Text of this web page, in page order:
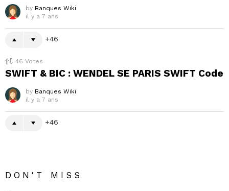
by Banques Wiki
il y a 7 ans
46
46 Votes
SWIFT & BIC : WENDEL SE PARIS SWIFT Code
by Banques Wiki
il y a 7 ans
46
DON'T MISS